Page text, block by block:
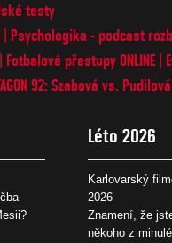
testy
Psychologika - podcast
Fotbalové přestupy ONLINE
92: Szabová vs. Pudilová
Léto 2026
Karlovarský
2026
Znamení, že
někoho z